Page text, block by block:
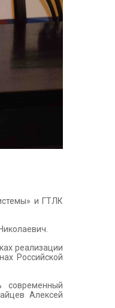
и ГТЛК
реализации
Российской
современный
Алексей